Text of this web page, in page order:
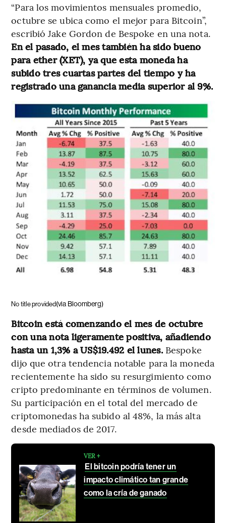
“Para los movimientos mensuales promedio,
octubre se ubica como el mejor para Bitcoin”,
escribió Jake Gordon de Bespoke en una nota.
En el pasado, el mes también ha sido bueno
para ether (XET), ya que esta moneda ha
subido tres cuartas partes del tiempo y ha
registrado una ganancia media superior al 9%.
No title provided(via Bloomberg)
Bitcoin está comenzando el mes de octubre
con una nota ligeramente positiva, añadiendo
hasta un 1,3% a US$19.492 el lunes. Bespoke
dijo que otra tendencia notable para la moneda
recientemente ha sido su resurgimiento como
cripto predominante en términos de volumen.
Su participación en el total del mercado de
criptomonedas ha subido al 48%, la más alta
desde mediados de 2017.
VER +
El bitcoin podría tener un
impacto climático tan grande
como la cría de ganado